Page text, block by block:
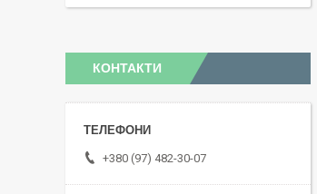
КОНТАКТИ
+380 (97) 482-30-07